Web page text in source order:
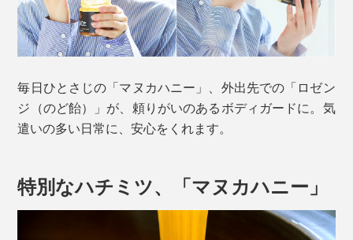
毎日ひとさじの「マヌカハニー」、外出先での「ロゼン
ジ（のど飴）」が、頼りがいのあるボディガードに。気
遣いの多い日常に、安心をくれます。
特別なハチミツ、「マヌカハニー」